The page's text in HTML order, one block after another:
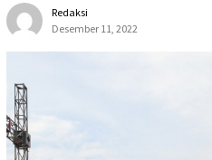
Redaksi
Desember 11, 2022